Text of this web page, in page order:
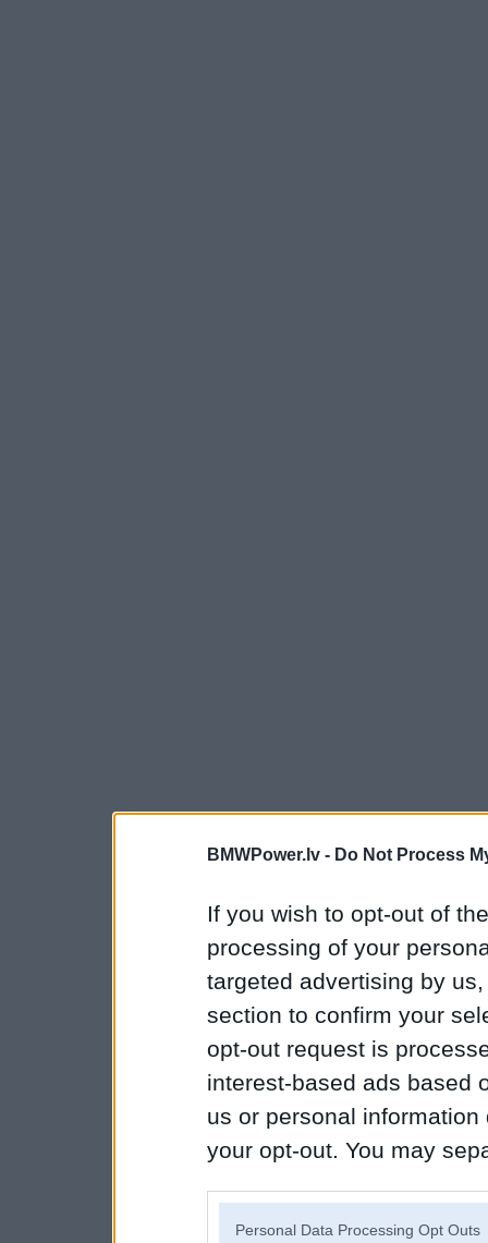
BMWPower.lv - Do Not Process
If you wish to opt-out of
processing of your
targeted advertising by
section to confirm your
opt-out request is
interest-based ads based
us or personal
your opt-out. You may
Personal Data Processing Opt Outs